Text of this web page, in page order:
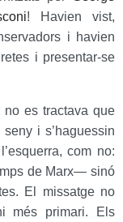
! Havien vist,
i havien
i presentar-se
no es tractava que
i s’haguessin
com no:
de Marx— sinó
El missatge no
més primari. Els